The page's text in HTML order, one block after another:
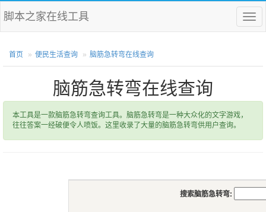
菜
单
脚本之家在线工具
首页 便民生活查询 脑筋急转弯在线查询
脑筋急转弯在线查询
本工具是一款脑筋急转弯查询工具。脑筋急转弯是一种大众化的文字游戏，
往往答案一经破便令人喷饭。这里收录了大量的脑筋急转弯供用户查询。
搜索脑筋急转弯: